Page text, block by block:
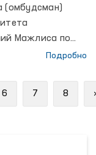
(омбудсман)
Мажлиса по
обороны и
Подробно
6 7 8